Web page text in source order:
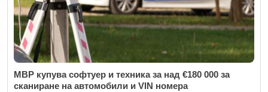
МВР купува софтуер и техника за над €180 000 за
сканиране на автомобили и VIN номера